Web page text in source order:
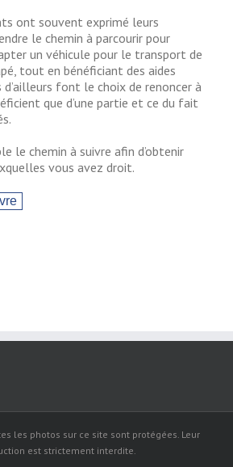
ont souvent exprimé leurs
le chemin à parcourir pour
un véhicule pour le transport de
tout en bénéficiant des aides
font le choix de renoncer à
que d’une partie et ce du fait
le chemin à suivre afin d’obtenir
vous avez droit.
les photos sur ce site sont protégées. Leur
est strictement interdite.